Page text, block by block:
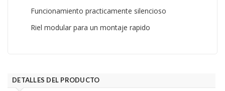
Funcionamiento practicamente silencioso
Riel modular para un montaje rapido
DETALLES DEL PRODUCTO